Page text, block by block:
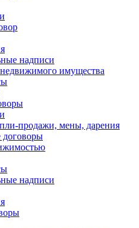
надписи
имущества
продажи, мены, дарения
надписи